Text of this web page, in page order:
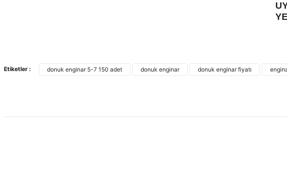
Etiketler : donuk enginar 5-7 150 adet donuk enginar donuk enginar fiyatı